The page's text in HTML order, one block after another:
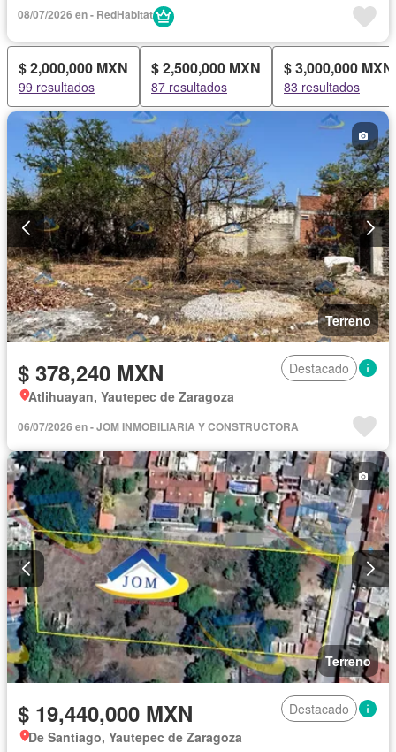
08/07/2026 en - RedHabitat
$ 2,000,000 MXN
99 resultados
$ 2,500,000 MXN
87 resultados
$ 3,000,000 MXN
83 resultados
Terreno
$ 378,240 MXN
Destacado
Atlihuayan, Yautepec de Zaragoza
06/07/2026 en - JOM INMOBILIARIA Y CONSTRUCTORA
Terreno
$ 19,440,000 MXN
Destacado
De Santiago, Yautepec de Zaragoza